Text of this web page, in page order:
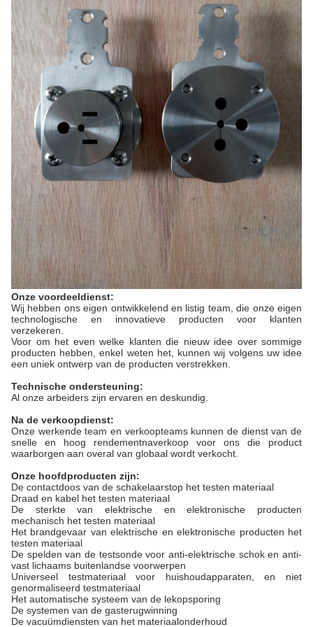
Onze voordeeldienst:
Wij hebben ons eigen ontwikkelend en listig team, die onze eigen
technologische en innovatieve producten voor klanten
verzekeren.
Voor om het even welke klanten die nieuw idee over sommige
producten hebben, enkel weten het, kunnen wij volgens uw idee
een uniek ontwerp van de producten verstrekken.
Technische ondersteuning:
Al onze arbeiders zijn ervaren en deskundig.
Na de verkoopdienst:
Onze werkende team en verkoopteams kunnen de dienst van de
snelle en hoog rendementnaverkoop voor ons die product
waarborgen aan overal van globaal wordt verkocht.
Onze hoofdproducten zijn:
De contactdoos van de schakelaarstop het testen materiaal
Draad en kabel het testen materiaal
De sterkte van elektrische en elektronische producten
mechanisch het testen materiaal
Het brandgevaar van elektrische en elektronische producten het
testen materiaal
De spelden van de testsonde voor anti-elektrische schok en anti-
vast lichaams buitenlandse voorwerpen
Universeel testmateriaal voor huishoudapparaten, en niet
genormaliseerd testmateriaal
Het automatische systeem van de lekopsporing
De systemen van de gasterugwinning
De vacuümdiensten van het materiaalonderhoud